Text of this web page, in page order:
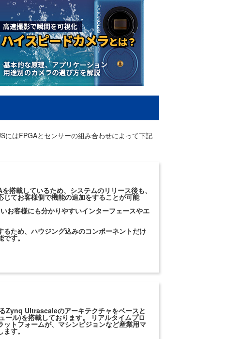
にはFPGAとセンサーの組み合わせによって下記
搭載しているため、システムのリリース後も、
てお客様側で機能の追加をすることが可能
お客様にも分かりやすいインターフェースやエ
ため、ハウジング込みのコンポーネントだけ
です。
Zynq Ultrascaleのアーキテクチャをベースと
ール)を搭載しております。 リアルタイムプロ
トフォームが、マシンビジョンなど産業用マ
す。